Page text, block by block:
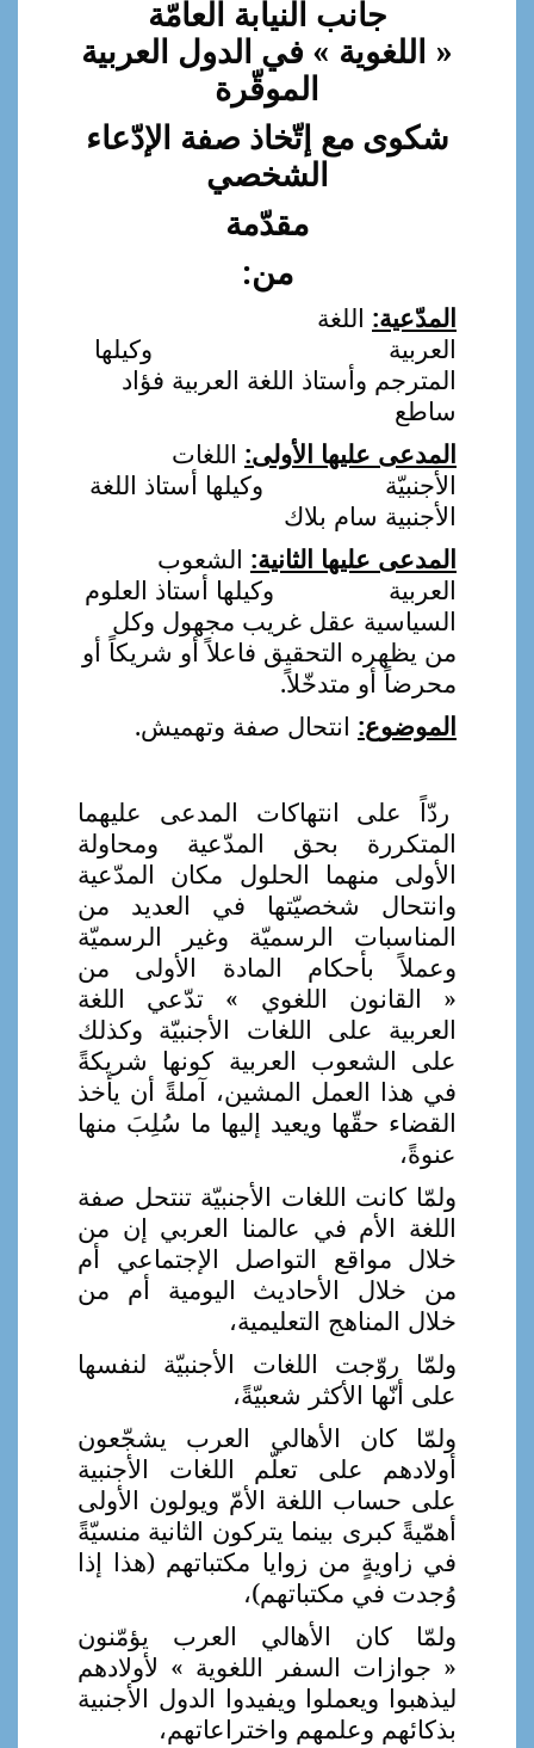
جانب النيابة العامّة
« اللغوية » في الدول العربية
الموقّرة
شكوى مع إتّخاذ صفة الإدّعاء
الشخصي
مقدّمة
من:
المدّعية: اللغة
العربية وكيلها
المترجم وأستاذ اللغة العربية فؤاد
ساطع
المدعى عليها الأولى: اللغات
الأجنبيّة وكيلها أستاذ اللغة
الأجنبية سام بلاك
المدعى عليها الثانية: الشعوب
العربية وكيلها أستاذ العلوم
السياسية عقل غريب مجهول وكل
من يظهره التحقيق فاعلاً أو شريكاً أو
محرضاً أو متدخّلاً.
الموضوع: انتحال صفة وتهميش.
ردّاً على انتهاكات المدعى عليهما
المتكررة بحق المدّعية ومحاولة
الأولى منهما الحلول مكان المدّعية
وانتحال شخصيّتها في العديد من
المناسبات الرسميّة وغير الرسميّة
وعملاً بأحكام المادة الأولى من
« القانون اللغوي » تدّعي اللغة
العربية على اللغات الأجنبيّة وكذلك
على الشعوب العربية كونها شريكةً
في هذا العمل المشين، آملةً أن يأخذ
القضاء حقّها ويعيد إليها ما سُلِبَ منها
عنوةً،
ولمّا كانت اللغات الأجنبيّة تنتحل صفة
اللغة الأم في عالمنا العربي إن من
خلال مواقع التواصل الإجتماعي أم
من خلال الأحاديث اليومية أم من
خلال المناهج التعليمية،
ولمّا روّجت اللغات الأجنبيّة لنفسها
على أنّها الأكثر شعبيّةً،
ولمّا كان الأهالي العرب يشجّعون
أولادهم على تعلّم اللغات الأجنبية
على حساب اللغة الأمّ ويولون الأولى
أهمّيةً كبرى بينما يتركون الثانية منسيّةً
في زاويةٍ من زوايا مكتباتهم (هذا إذا
وُجدت في مكتباتهم)،
ولمّا كان الأهالي العرب يؤمّنون
« جوازات السفر اللغوية » لأولادهم
ليذهبوا ويعملوا ويفيدوا الدول الأجنبية
بذكائهم وعلمهم واختراعاتهم،